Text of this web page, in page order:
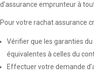
d’assurance emprunteur à
Pour votre rachat assurance
Vérifier que les garanties
équivalentes à celles du
Effectuer votre demande